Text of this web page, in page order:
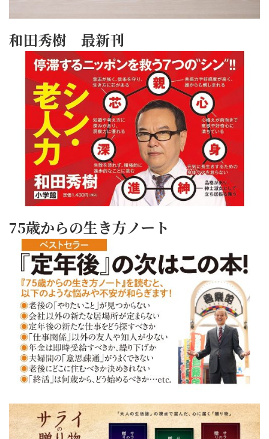
和田秀樹 最新刊
75歳からの生き方ノート